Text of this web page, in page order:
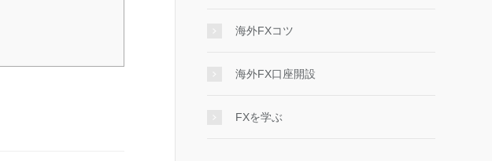
海外FXコツ
海外FX口座開設
FXを学ぶ